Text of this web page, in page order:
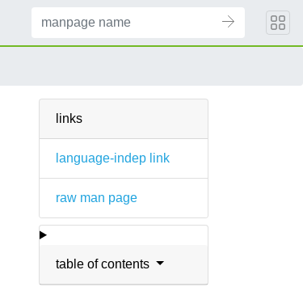
links
language-indep link
raw man page
table of contents